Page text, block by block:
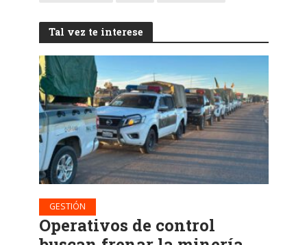
Tal vez te interese
GESTIÓN
Operativos de control